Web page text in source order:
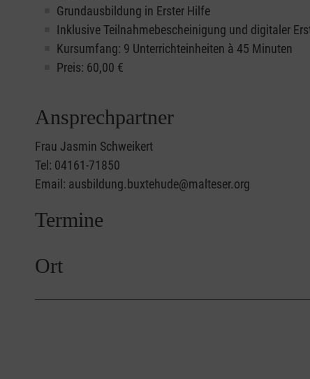
Grundausbildung in Erster Hilfe
Inklusive Teilnahmebescheinigung und digitaler
Kursumfang: 9 Unterrichteinheiten à 45 Minuten
Preis: 60,00 €
Ansprechpartner
Frau Jasmin Schweikert
Tel: 04161-71850
Email: ausbildung.buxtehude@malteser.org
Termine
Ort